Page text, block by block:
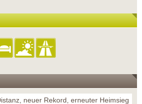
neuer Rekord, erneuter Heimsieg